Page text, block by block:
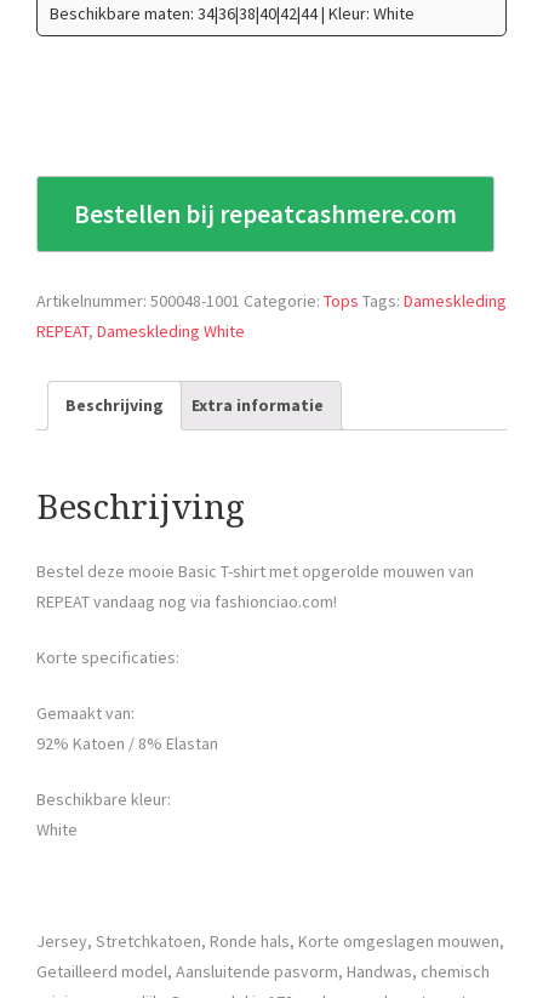
Beschikbare maten: 34|36|38|40|42|44 | Kleur: White
Bestellen bij repeatcashmere.com
Artikelnummer: 500048-1001 Categorie: Tops Tags: Dameskleding
REPEAT, Dameskleding White
Beschrijving Extra informatie
Beschrijving
Bestel deze mooie Basic T-shirt met opgerolde mouwen van
REPEAT vandaag nog via fashionciao.com!
Korte specificaties:
Gemaakt van:
92% Katoen / 8% Elastan
Beschikbare kleur:
White
Jersey, Stretchkatoen, Ronde hals, Korte omgeslagen mouwen,
Getailleerd model, Aansluitende pasvorm, Handwas, chemisch